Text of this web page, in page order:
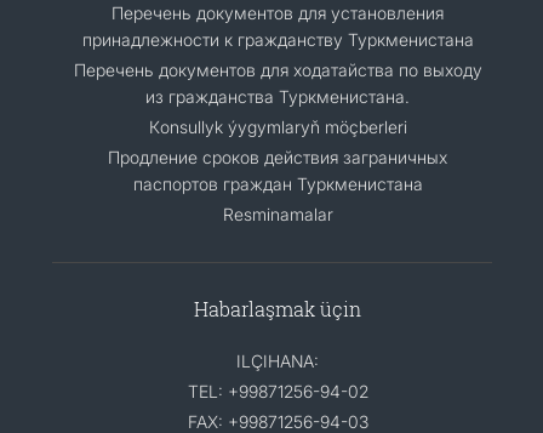
Перечень документов для установления
принадлежности к гражданству Туркменистана
Перечень документов для ходатайства по выходу
из гражданства Туркменистана.
Кonsullyk ýygymlaryň möçberleri
Продление сроков действия заграничных
паспортов граждан Туркменистана
Resminamalar
Habarlaşmak üçin
ILÇIHANA:
TEL: +99871256-94-02
FAX: +99871256-94-03